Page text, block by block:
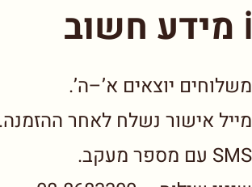
ℹ️ מידע חשוב
משלוחים יוצאים א’–ה’.
מייל אישור נשלח לאחר ההזמנה.
SMS עם מספר מעקב.